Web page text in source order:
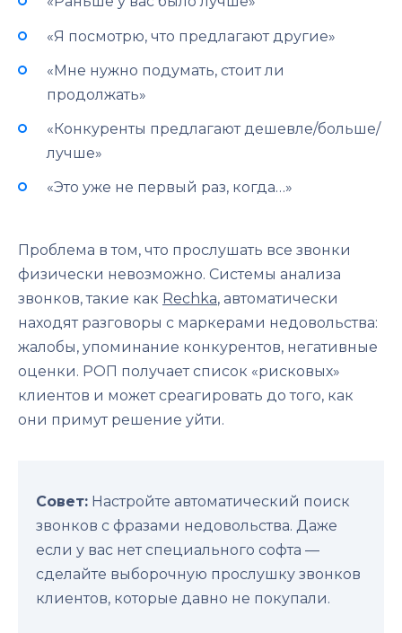
«Я посмотрю, что предлагают другие»
«Мне нужно подумать, стоит ли
продолжать»
«Конкуренты предлагают дешевле/больше/
лучше»
«Это уже не первый раз, когда…»
Проблема в том, что прослушать все звонки
физически невозможно. Системы анализа
звонков, такие как Rechka, автоматически
находят разговоры с маркерами недовольства:
жалобы, упоминание конкурентов, негативные
оценки. РОП получает список «рисковых»
клиентов и может среагировать до того, как
они примут решение уйти.
Совет: Настройте автоматический поиск
звонков с фразами недовольства. Даже
если у вас нет специального софта —
сделайте выборочную прослушку звонков
клиентов, которые давно не покупали.